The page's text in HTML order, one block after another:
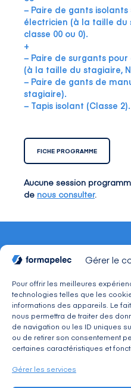
Gérer le
Pour offrir les meilleures
technologies telles que les
informations des appareils. Le
nous permettra de traiter des
de navigation ou les ID uniques
ou de retirer son consentement
certaines caractéristiques et
Gérer les services
− Paire de gants
électricien (à la taille du
classe 00 ou 0).
+
− Paire de surgants
(à la taille du stagiaire,
− Paire de gants de
stagiaire).
− Tapis isolant (Classe 2).
FICHE PROGRAMME
Aucune session
de nous consulter.
CONTACT
Adresse : 30, avenue du
CACHAN Cedex
Téléphone : 01 49 08 03 03
Mail :
ESPACE